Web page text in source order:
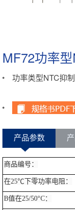
MF72功率
功率类型NTC抑
浪涌电流不会过
产品参数
商品编号：
在25℃下零功率电阻：
B值在25/50°C：